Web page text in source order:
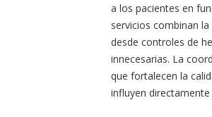
a los pacientes en
servicios combinan
desde controles de
innecesarias. La
que fortalecen la
influyen